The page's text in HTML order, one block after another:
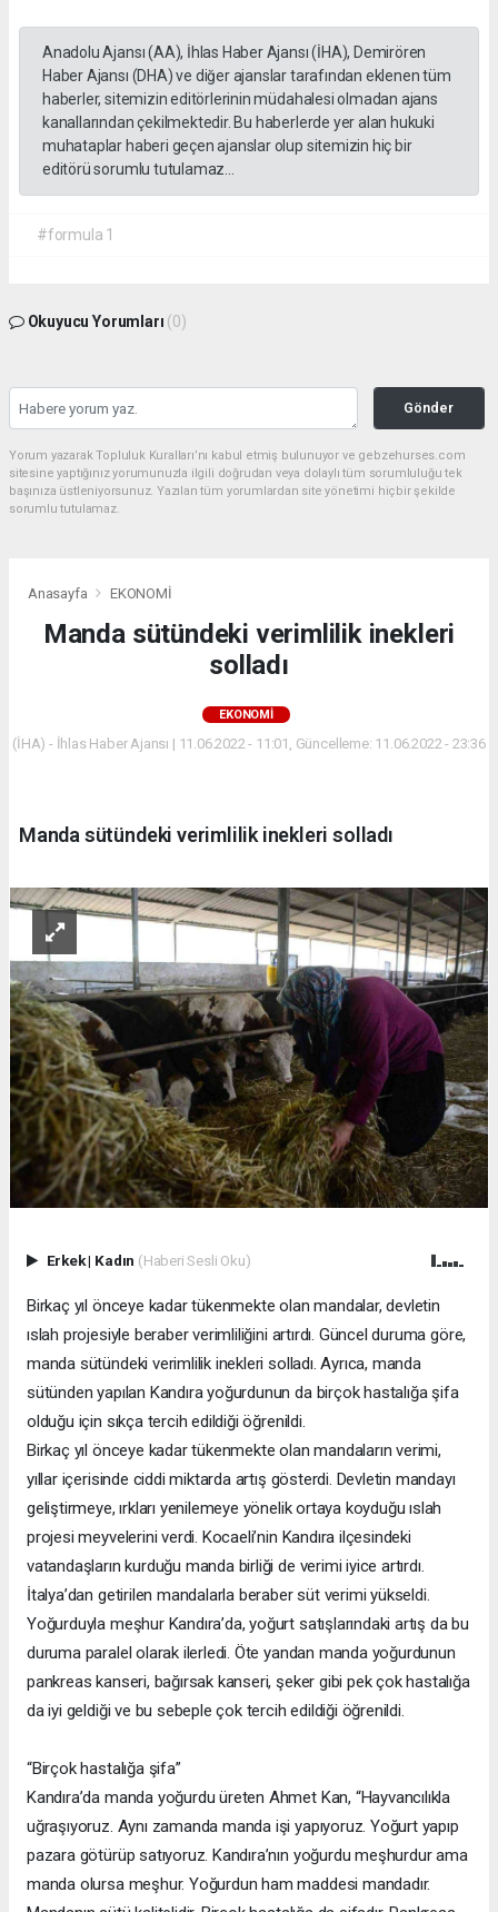
Anadolu Ajansı (AA), İhlas Haber Ajansı (İHA), Demirören
Haber Ajansı (DHA) ve diğer ajanslar tarafından eklenen tüm
haberler, sitemizin editörlerinin müdahalesi olmadan ajans
kanallarından çekilmektedir. Bu haberlerde yer alan hukuki
muhataplar haberi geçen ajanslar olup sitemizin hiç bir
editörü sorumlu tutulamaz...
#formula 1
Okuyucu Yorumları (0)
Gönder
Yorum yazarak Topluluk Kuralları’nı kabul etmiş bulunuyor ve gebzehurses.com
sitesine yaptığınız yorumunuzla ilgili doğrudan veya dolaylı tüm sorumluluğu tek
başınıza üstleniyorsunuz. Yazılan tüm yorumlardan site yönetimi hiçbir şekilde
sorumlu tutulamaz.
Anasayfa EKONOMİ
Manda sütündeki verimlilik inekleri
solladı
EKONOMİ
(İHA) - İhlas Haber Ajansı | 11.06.2022 - 11:01, Güncelleme: 11.06.2022 - 23:36
Manda sütündeki verimlilik inekleri solladı
Erkek| Kadın (Haberi Sesli Oku)
Birkaç yıl önceye kadar tükenmekte olan mandalar, devletin
ıslah projesiyle beraber verimliliğini artırdı. Güncel duruma göre,
manda sütündeki verimlilik inekleri solladı. Ayrıca, manda
sütünden yapılan Kandıra yoğurdunun da birçok hastalığa şifa
olduğu için sıkça tercih edildiği öğrenildi.
Birkaç yıl önceye kadar tükenmekte olan mandaların verimi,
yıllar içerisinde ciddi miktarda artış gösterdi. Devletin mandayı
geliştirmeye, ırkları yenilemeye yönelik ortaya koyduğu ıslah
projesi meyvelerini verdi. Kocaeli’nin Kandıra ilçesindeki
vatandaşların kurduğu manda birliği de verimi iyice artırdı.
İtalya’dan getirilen mandalarla beraber süt verimi yükseldi.
Yoğurduyla meşhur Kandıra’da, yoğurt satışlarındaki artış da bu
duruma paralel olarak ilerledi. Öte yandan manda yoğurdunun
pankreas kanseri, bağırsak kanseri, şeker gibi pek çok hastalığa
da iyi geldiği ve bu sebeple çok tercih edildiği öğrenildi.
“Birçok hastalığa şifa”
Kandıra’da manda yoğurdu üreten Ahmet Kan, “Hayvancılıkla
uğraşıyoruz. Aynı zamanda manda işi yapıyoruz. Yoğurt yapıp
pazara götürüp satıyoruz. Kandıra’nın yoğurdu meşhurdur ama
manda olursa meşhur. Yoğurdun ham maddesi mandadır.